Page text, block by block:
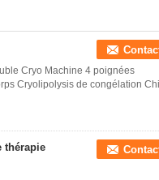
Cryo Machine 4 poignées
Cryolipolysis de congélation
thérapie